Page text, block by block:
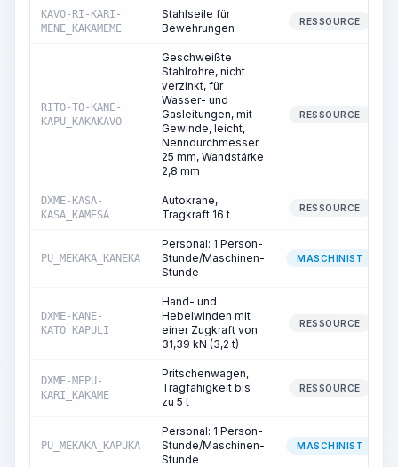
KAVO-RI-KARI-
MENE_KAKAMEME
Stahlseile für
Bewehrungen
RESSOURCE
RITO-TO-KANE-
KAPU_KAKAKAVO
Geschweißte
Stahlrohre, nicht
verzinkt, für
Wasser- und
Gasleitungen, mit
Gewinde, leicht,
Nenndurchmesser
25 mm, Wandstärke
2,8 mm
RESSOURCE
DXME-KASA-
KASA_KAMESA
Autokrane,
Tragkraft 16 t
RESSOURCE
PU_MEKAKA_KANEKA
Personal: 1 Person-
Stunde/Maschinen-
Stunde
MASCHINIST
DXME-KANE-
KATO_KAPULI
Hand- und
Hebelwinden mit
einer Zugkraft von
31,39 kN (3,2 t)
RESSOURCE
DXME-MEPU-
KARI_KAKAME
Pritschenwagen,
Tragfähigkeit bis
zu 5 t
RESSOURCE
PU_MEKAKA_KAPUKA
Personal: 1 Person-
Stunde/Maschinen-
Stunde
MASCHINIST